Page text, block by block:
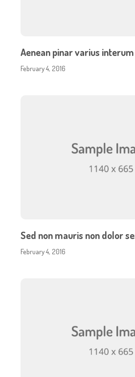
Aenean pinar varius
February 4, 2016
Sed non mauris non dolor
February 4, 2016